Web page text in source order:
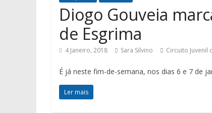
Diogo Gouveia
de Esgrima
4 Janeiro, 2018 Sara Silvino Circuito Juvenil
É já neste fim-de-semana, nos dias 6 e 7 de
Ler mais